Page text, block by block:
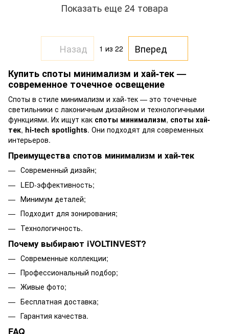
Показать еще 24 товара
Назад 1 из 22
Вперед
Купить споты минимализм и хай-тек —
современное точечное освещение
Споты в стиле минимализм и хай-тек — это точечные
светильники с лаконичным дизайном и технологичными
функциями. Их ищут как споты минимализм, споты хай-
тек, hi-tech spotlights. Они подходят для современных
интерьеров.
Преимущества спотов минимализм и хай-тек
Современный дизайн;
LED-эффективность;
Минимум деталей;
Подходит для зонирования;
Технологичность.
Почему выбирают iVOLTINVEST?
Современные коллекции;
Профессиональный подбор;
Живые фото;
Бесплатная доставка;
Гарантия качества.
FAQ